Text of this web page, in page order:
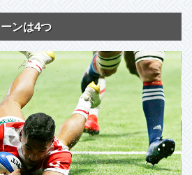
ンは4つ